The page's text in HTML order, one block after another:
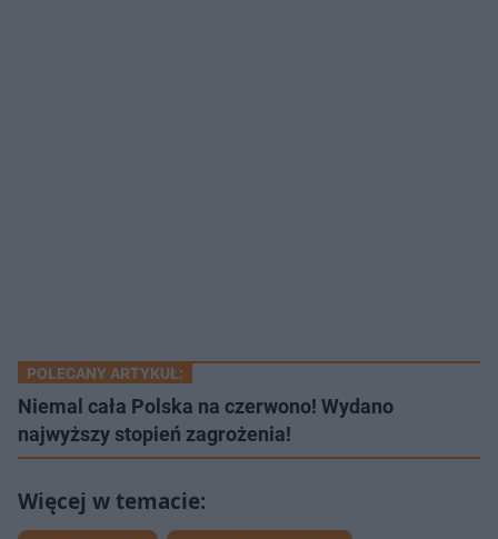
POLECANY ARTYKUŁ:
Niemal cała Polska na czerwono! Wydano
najwyższy stopień zagrożenia!